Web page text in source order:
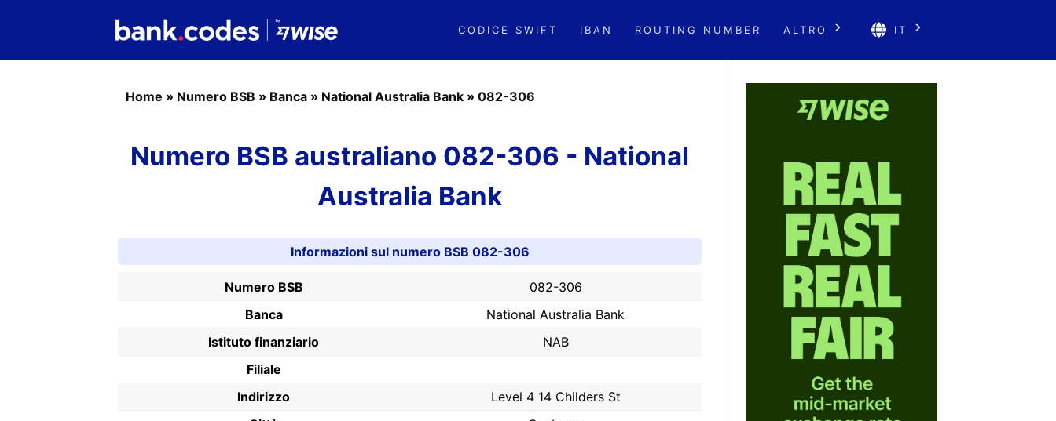
CODICE SWIFT IBAN ROUTING NUMBER ALTRO IT
Home » Numero BSB » Banca » National Australia Bank » 082-306
Numero BSB australiano 082-306 - National
Australia Bank
Informazioni sul numero BSB 082-306
Numero BSB
082-306
Banca
National Australia Bank
Istituto finanziario
NAB
Filiale
Indirizzo
Level 4 14 Childers St